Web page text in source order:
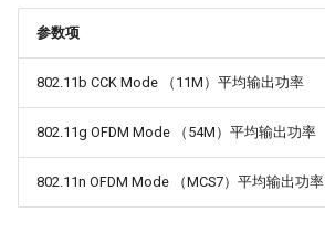
参数项
802.11b CCK Mode （11M）平均输出功率
802.11g OFDM Mode （54M）平均输出功率
802.11n OFDM Mode （MCS7）平均输出功率